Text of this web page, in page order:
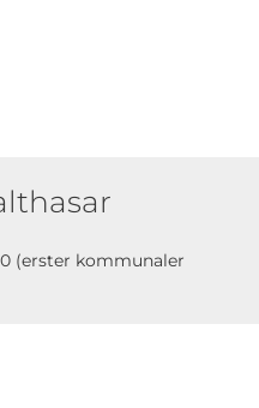
(erster kommunaler